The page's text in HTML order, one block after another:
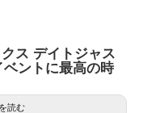
ス デイトジャス
ベントに最高の時
読む